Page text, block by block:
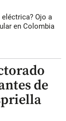
Ojo a
en Colombia
de